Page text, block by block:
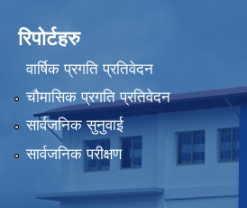
रिपोर्टहरु
वार्षिक प्रगति प्रतिवेदन
चौमासिक प्रगति प्रतिवेदन
सार्वजनिक सुनुवाई
सार्वजनिक परीक्षण